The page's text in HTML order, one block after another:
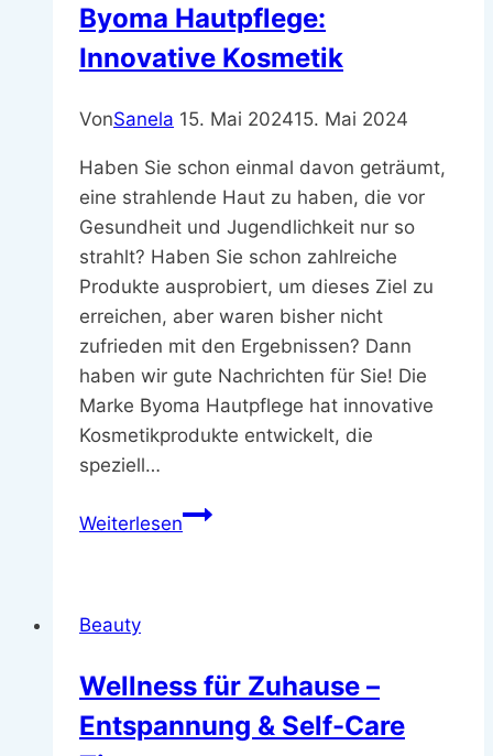
Byoma Hautpflege:
Innovative Kosmetik
VonSanela 15. Mai 202415. Mai 2024
Haben Sie schon einmal davon geträumt,
eine strahlende Haut zu haben, die vor
Gesundheit und Jugendlichkeit nur so
strahlt? Haben Sie schon zahlreiche
Produkte ausprobiert, um dieses Ziel zu
erreichen, aber waren bisher nicht
zufrieden mit den Ergebnissen? Dann
haben wir gute Nachrichten für Sie! Die
Marke Byoma Hautpflege hat innovative
Kosmetikprodukte entwickelt, die
speziell…
WeiterlesenByoma
Beauty
Wellness für Zuhause –
Entspannung & Self-Care